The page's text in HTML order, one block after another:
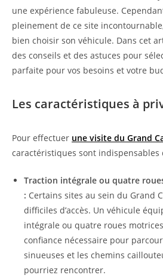
une expérience fabuleuse.
pleinement de ce site
bien choisir son véhicule. Dans cet
des conseils et des astuces pour
parfaite pour vos besoins et votre
Les caractéristiques à
Pour effectuer une visite du Grand
caractéristiques sont indispensables
Traction intégrale ou quatre
: Certains sites au sein du Grand
difficiles d’accès. Un véhicule
intégrale ou quatre roues
confiance nécessaire pour
sinueuses et les chemins
pourriez rencontrer.